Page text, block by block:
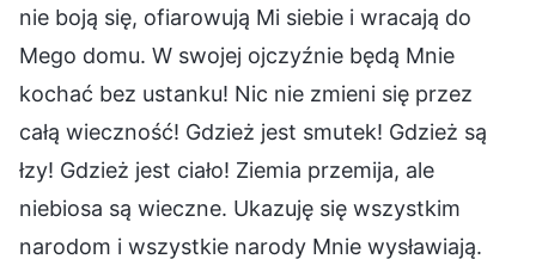
nie boją się, ofiarowują Mi siebie i wracają do
Mego domu. W swojej ojczyźnie będą Mnie
kochać bez ustanku! Nic nie zmieni się przez
całą wieczność! Gdzież jest smutek! Gdzież są
łzy! Gdzież jest ciało! Ziemia przemija, ale
niebiosa są wieczne. Ukazuję się wszystkim
narodom i wszystkie narody Mnie wysławiają.